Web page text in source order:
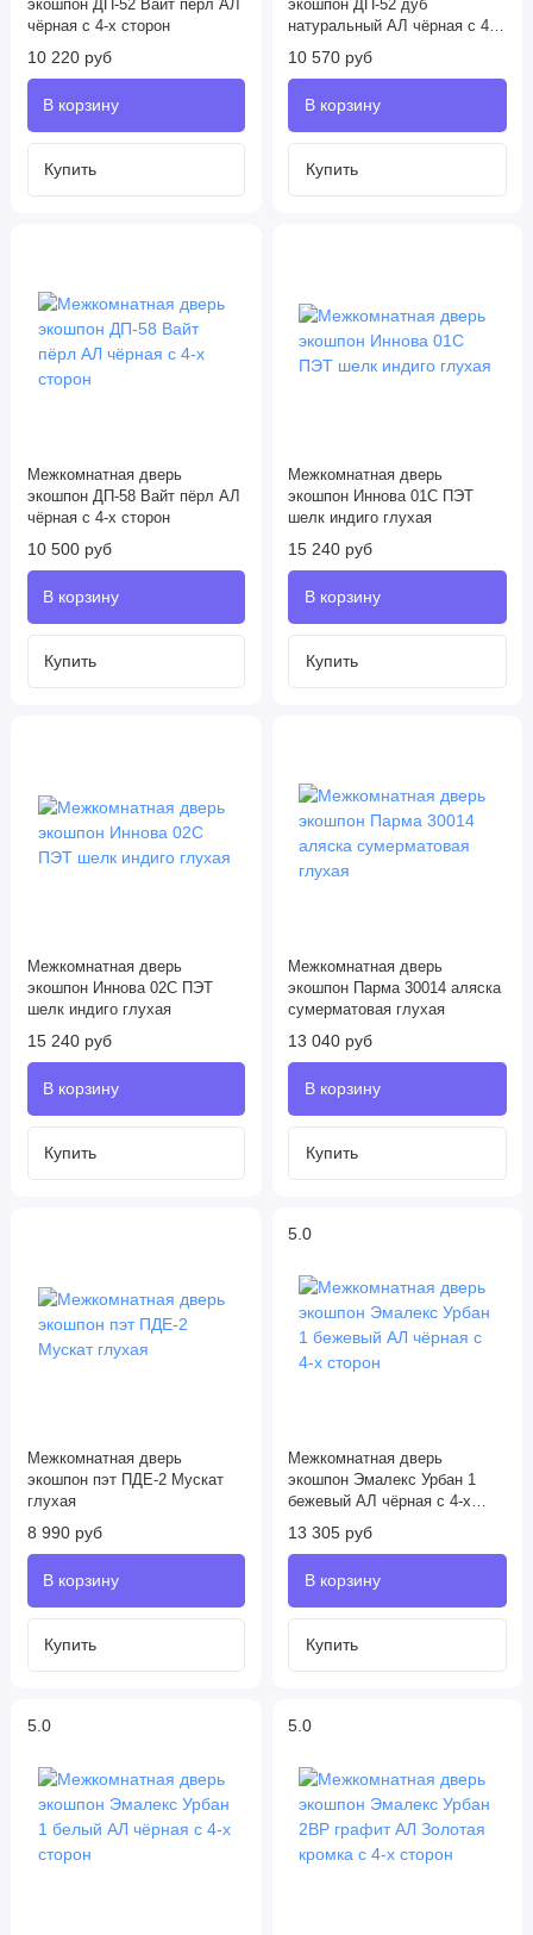
экошпон ДП-52 Вайт перл AЛ
чёрная с 4-х сторон
10 220 руб
экошпон ДП-52 дуб
натуральный AЛ чёрная с 4-х
сторон
10 570 руб
Межкомнатная дверь
экошпон ДП-58 Вайт пёрл AЛ
чёрная с 4-х сторон
10 500 руб
Межкомнатная дверь
экошпон Иннова 01С ПЭТ
шелк индиго глухая
15 240 руб
Межкомнатная дверь
экошпон Иннова 02С ПЭТ
шелк индиго глухая
15 240 руб
Межкомнатная дверь
экошпон Парма 30014 аляска
сумерматовая глухая
13 040 руб
Межкомнатная дверь
экошпон пэт ПДЕ-2 Мускат
глухая
8 990 руб
5.0
Межкомнатная дверь
экошпон Эмалекс Урбан 1
бежевый АЛ чёрная с 4-х
сторон
13 305 руб
5.0 5.0